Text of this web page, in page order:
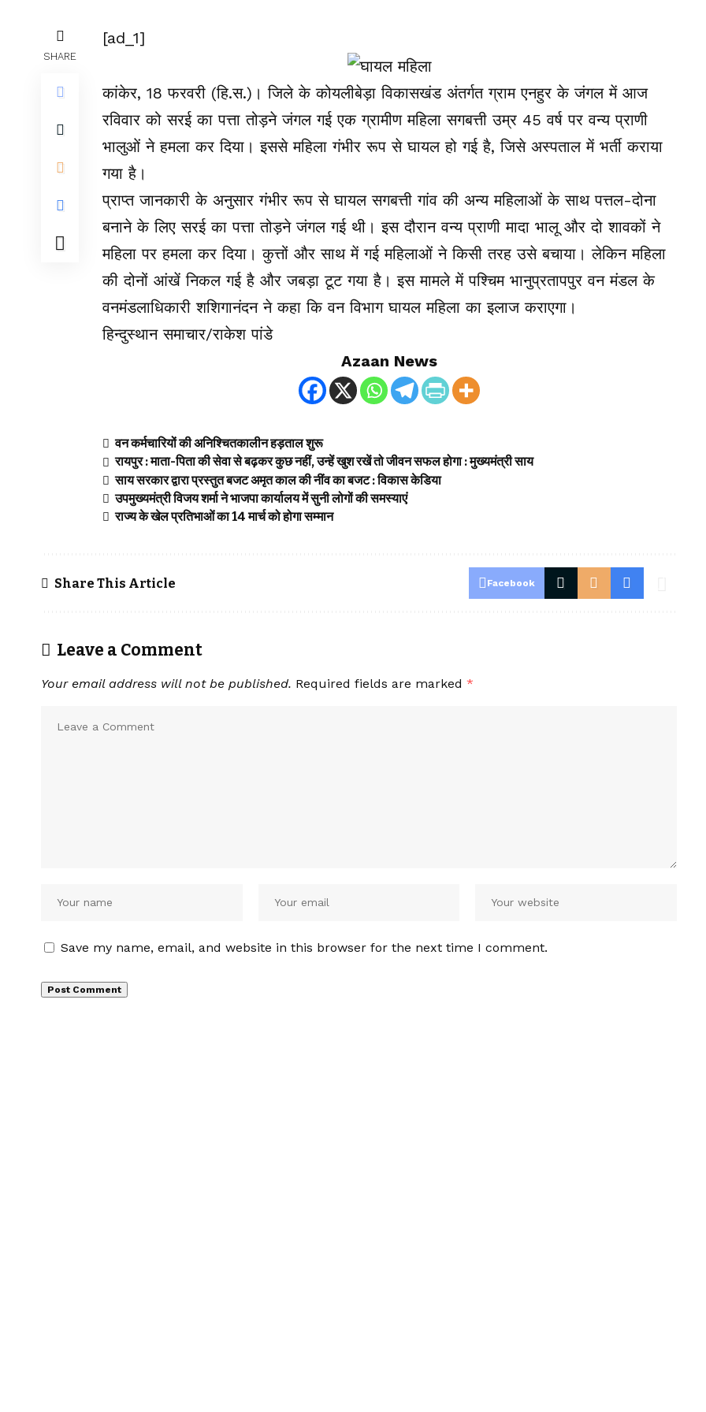
SHARE
[ad_1]
कांकेर, 18 फरवरी (हि.स.)। जिले के कोयलीबेड़ा विकासखंड अंतर्गत ग्राम एनहुर के जंगल में आज
रविवार को सरई का पत्ता तोड़ने जंगल गई एक ग्रामीण महिला सगबत्ती उम्र 45 वर्ष पर वन्य प्राणी
भालुओं ने हमला कर दिया। इससे महिला गंभीर रूप से घायल हो गई है, जिसे अस्पताल में भर्ती कराया
गया है।
प्राप्त जानकारी के अनुसार गंभीर रूप से घायल सगबत्ती गांव की अन्य महिलाओं के साथ पत्तल-दोना
बनाने के लिए सरई का पत्ता तोड़ने जंगल गई थी। इस दौरान वन्य प्राणी मादा भालू और दो शावकों ने
महिला पर हमला कर दिया। कुत्तों और साथ में गई महिलाओं ने किसी तरह उसे बचाया। लेकिन महिला
की दोनों आंखें निकल गई है और जबड़ा टूट गया है। इस मामले में पश्चिम भानुप्रतापपुर वन मंडल के
वनमंडलाधिकारी शशिगानंदन ने कहा कि वन विभाग घायल महिला का इलाज कराएगा।
हिन्दुस्थान समाचार/राकेश पांडे
Azaan News
वन कर्मचारियों की अनिश्चितकालीन हड़ताल शुरू
रायपुर : माता-पिता की सेवा से बढ़कर कुछ नहीं, उन्हें खुश रखें तो जीवन सफल होगा : मुख्यमंत्री साय
साय सरकार द्वारा प्रस्तुत बजट अमृत काल की नींव का बजट : विकास केडिया
उपमुख्यमंत्री विजय शर्मा ने भाजपा कार्यालय में सुनी लोगों की समस्याएं
राज्य के खेल प्रतिभाओं का 14 मार्च को होगा सम्मान
Share This Article Facebook
Leave a Comment
Your email address will not be published. Required fields are marked *
Save my name, email, and website in this browser for the next time I comment.